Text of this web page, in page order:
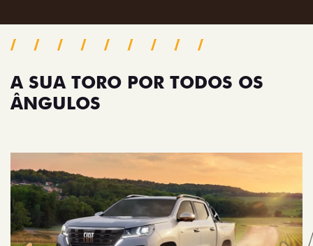
A SUA TORO POR TODOS OS
ÂNGULOS